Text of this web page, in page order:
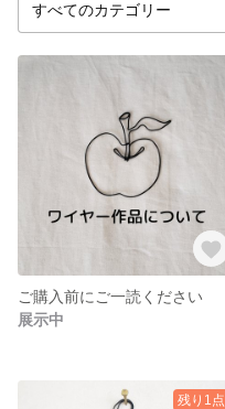
ご購入前にご一読ください
展示中
残り1点